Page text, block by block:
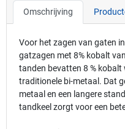
Omschrijving
Voor het zagen van gaten
gatzagen met 8% kobalt
tanden bevatten 8 %
traditionele bi-metaal. Dat
metaal en een langere
tandkeel zorgt voor een